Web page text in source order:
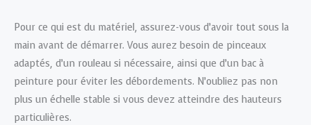
Pour ce qui est du matériel, assurez-vous d’avoir tout sous la
main avant de démarrer. Vous aurez besoin de pinceaux
adaptés, d’un rouleau si nécessaire, ainsi que d’un bac à
peinture pour éviter les débordements. N’oubliez pas non
plus un échelle stable si vous devez atteindre des hauteurs
particulières.